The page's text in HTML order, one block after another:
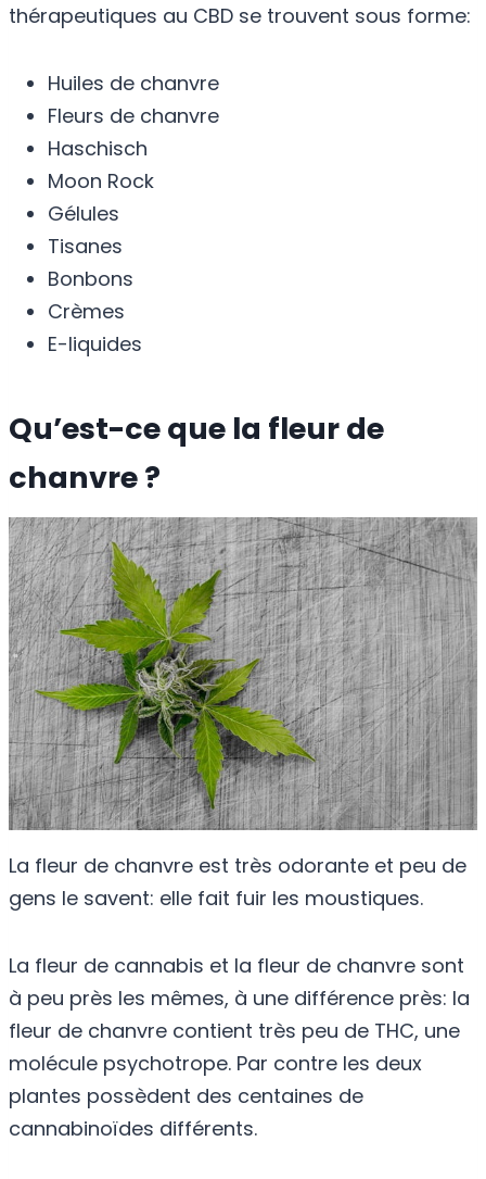
thérapeutiques au CBD se trouvent sous forme:
Huiles de chanvre
Fleurs de chanvre
Haschisch
Moon Rock
Gélules
Tisanes
Bonbons
Crèmes
E-liquides
Qu’est-ce que la fleur de
chanvre ?
La fleur de chanvre est très odorante et peu de
gens le savent: elle fait fuir les moustiques.
La fleur de cannabis et la fleur de chanvre sont
à peu près les mêmes, à une différence près: la
fleur de chanvre contient très peu de THC, une
molécule psychotrope. Par contre les deux
plantes possèdent des centaines de
cannabinoïdes différents.